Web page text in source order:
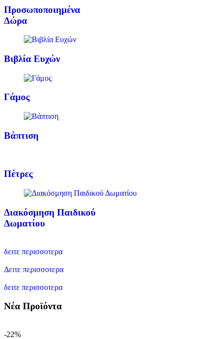
Προσωποποιημένα
Δώρα
Βιβλία Ευχών
Γάμος
Βάπτιση
Πέτρες
Διακόσμηση Παιδικού
Δωματίου
δειτε περισσοτερα
Δειτε περισσοτερα
δειτε περισσοτερα
Νέα Προϊόντα
-22%